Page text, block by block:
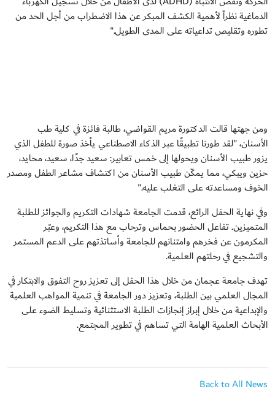
الدماغية نظراً لأهمية الكشف المبكر عن هذا الاضطراب من أجل الحد من
تطوره وتقليص تداعياته على المدى الطويل."
ومن جهتها قالت الدكتورة مريم القواضي، طالبة فائزة في كلية طب
الأسنان، "لقد طورنا تطبيقًا عبر الذكاء الاصطناعي يأخذ صورة للطفل الذي
يزور طبيب الأسنان ويحولها إلى خمس تعابير: سعيد جدًا، سعيد، محايد،
حزين ويبكي، مما يمكّن طبيب الأسنان من اكتشاف مشاعر الطفل ومصدر
الخوف ومساعدته على التغلب عليه."
وفي نهاية الحفل الرائع، قدمت الجامعة شهادات التكريم والجوائز للطلبة
المتميزين. تفاعل الحضور بحماس وترحاب مع هذا التكريم، وعبّر
المكرمون عن فخرهم وامتنانهم للجامعة وأساتذتهم على الدعم المستمر
والتشجيع في رحلتهم العلمية.
تهدف جامعة عجمان من خلال هذا الحفل إلى تعزيز روح التفوق والابتكار في
المجال العلمي بين الطلبة، وتعزيز دور الجامعة في تنمية المواهب العلمية
والإبداعية من خلال إبراز إنجازات الطلبة الاستثنائية وتسليط الضوء على
الأبحاث العلمية الهامة التي تساهم في تطوير المجتمع.
Back to All News